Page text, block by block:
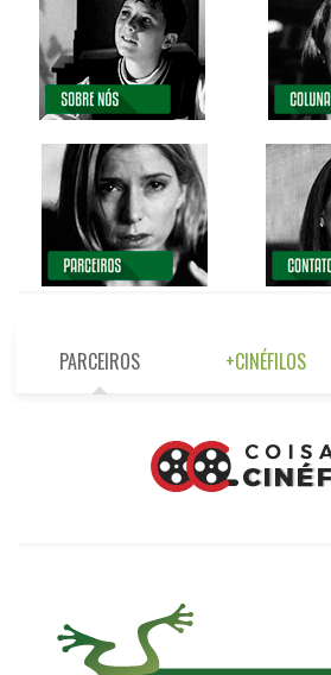
PARCEIROS +CINÉFILOS